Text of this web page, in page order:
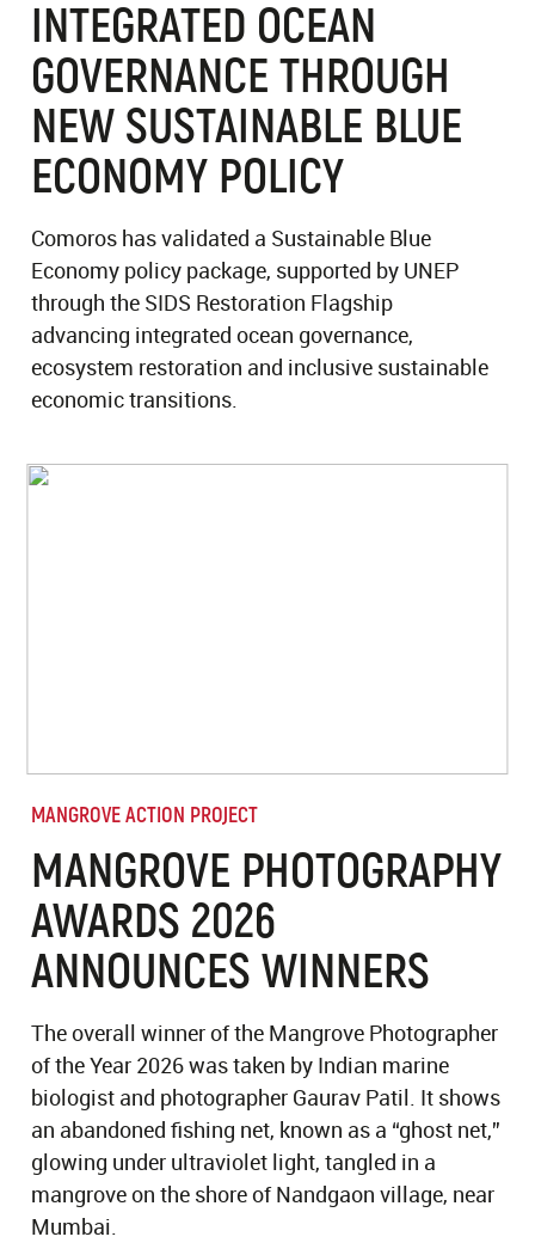
INTEGRATED OCEAN
GOVERNANCE THROUGH
NEW SUSTAINABLE BLUE
ECONOMY POLICY
Comoros has validated a Sustainable Blue
Economy policy package, supported by UNEP
through the SIDS Restoration Flagship
advancing integrated ocean governance,
ecosystem restoration and inclusive sustainable
economic transitions.
MANGROVE ACTION PROJECT
MANGROVE PHOTOGRAPHY
AWARDS 2026
ANNOUNCES WINNERS
The overall winner of the Mangrove Photographer
of the Year 2026 was taken by Indian marine
biologist and photographer Gaurav Patil. It shows
an abandoned fishing net, known as a “ghost net,”
glowing under ultraviolet light, tangled in a
mangrove on the shore of Nandgaon village, near
Mumbai.